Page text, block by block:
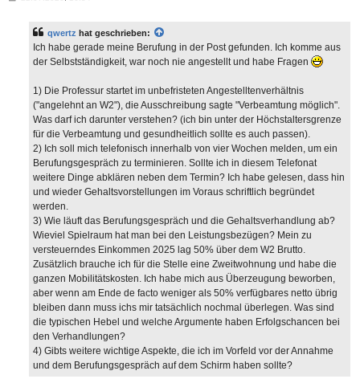
qwertz hat geschrieben:
Ich habe gerade meine Berufung in der Post gefunden. Ich komme aus
der Selbstständigkeit, war noch nie angestellt und habe Fragen
1) Die Professur startet im unbefristeten Angestelltenverhältnis
("angelehnt an W2"), die Ausschreibung sagte "Verbeamtung möglich".
Was darf ich darunter verstehen? (ich bin unter der Höchstaltersgrenze
für die Verbeamtung und gesundheitlich sollte es auch passen).
2) Ich soll mich telefonisch innerhalb von vier Wochen melden, um ein
Berufungsgespräch zu terminieren. Sollte ich in diesem Telefonat
weitere Dinge abklären neben dem Termin? Ich habe gelesen, dass hin
und wieder Gehaltsvorstellungen im Voraus schriftlich begründet
werden.
3) Wie läuft das Berufungsgespräch und die Gehaltsverhandlung ab?
Wieviel Spielraum hat man bei den Leistungsbezügen? Mein zu
versteuerndes Einkommen 2025 lag 50% über dem W2 Brutto.
Zusätzlich brauche ich für die Stelle eine Zweitwohnung und habe die
ganzen Mobilitätskosten. Ich habe mich aus Überzeugung beworben,
aber wenn am Ende de facto weniger als 50% verfügbares netto übrig
bleiben dann muss ichs mir tatsächlich nochmal überlegen. Was sind
die typischen Hebel und welche Argumente haben Erfolgschancen bei
den Verhandlungen?
4) Gibts weitere wichtige Aspekte, die ich im Vorfeld vor der Annahme
und dem Berufungsgespräch auf dem Schirm haben sollte?